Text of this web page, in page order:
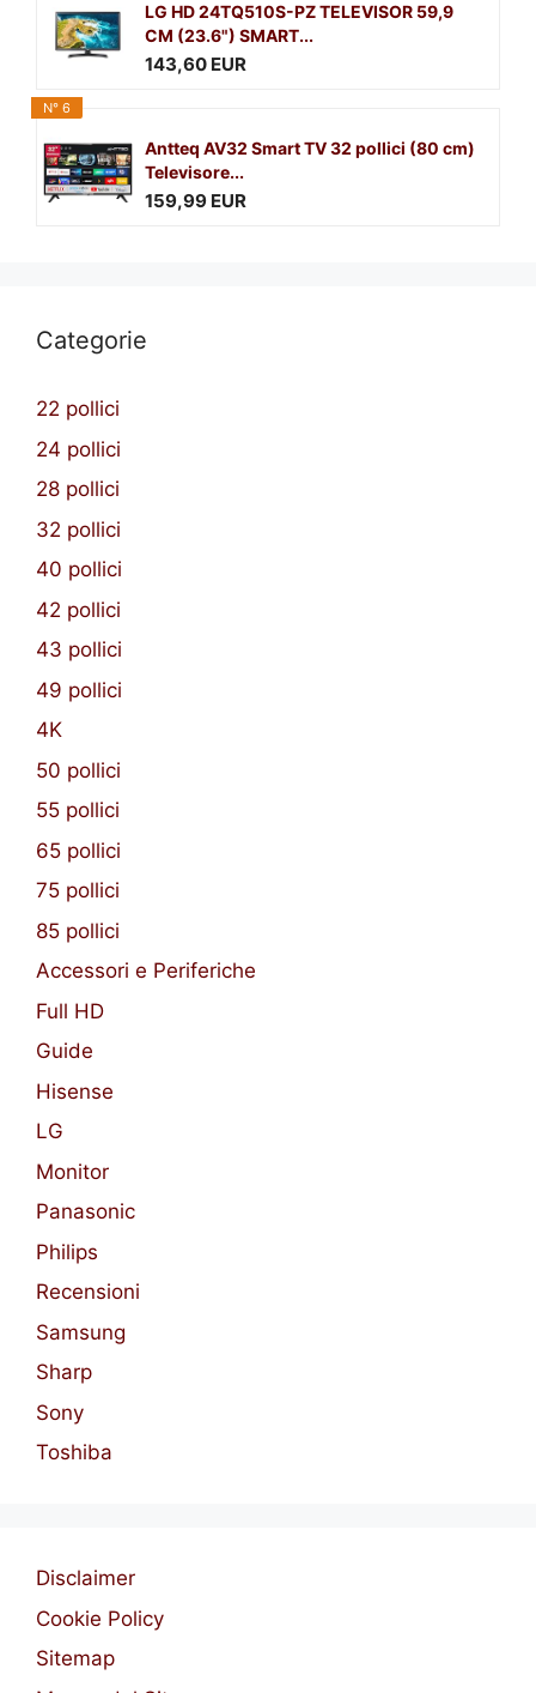
LG HD 24TQ510S-PZ TELEVISOR 59,9
CM (23.6") SMART...
143,60 EUR
N° 6
Antteq AV32 Smart TV 32 pollici (80 cm)
Televisore...
159,99 EUR
Categorie
22 pollici
24 pollici
28 pollici
32 pollici
40 pollici
42 pollici
43 pollici
49 pollici
4K
50 pollici
55 pollici
65 pollici
75 pollici
85 pollici
Accessori e Periferiche
Full HD
Guide
Hisense
LG
Monitor
Panasonic
Philips
Recensioni
Samsung
Sharp
Sony
Toshiba
Disclaimer
Cookie Policy
Sitemap